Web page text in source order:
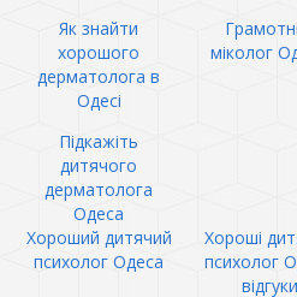
Як знайти
хорошого
дерматолога в
Одесі
міколог
Підкажіть
дитячого
дерматолога
Одеса
Хороший дитячий
психолог Одеса
Хороші
психолог
відгуки